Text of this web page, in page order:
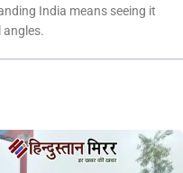
India means seeing it
angles.